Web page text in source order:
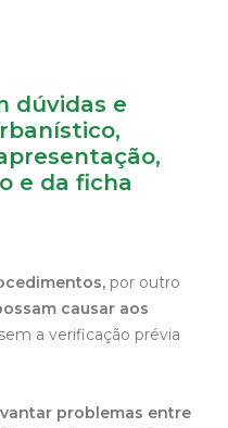
dúvidas e
e da ficha
por outro
causar aos
a verificação prévia
problemas entre